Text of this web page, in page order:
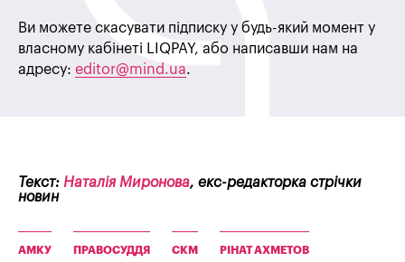
Ви можете скасувати підписку у будь-який момент у
власному кабінеті LIQPAY, або написавши нам на
адресу: editor@mind.ua.
Текст: Наталія Миронова, екс-редакторка стрічки
новин
АМКУ ПРАВОСУДДЯ СКМ РІНАТ АХМЕТОВ